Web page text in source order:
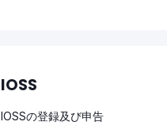
IOSS
IOSSの登録及び申告